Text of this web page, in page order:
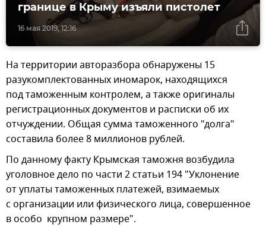
16 мая 2019, 12:16
границе в Крыму изъяли пистолет
На территории авторазбора обнаружены 15
разукомплектованных иномарок, находящихся
под таможенным контролем, а также оригиналы
регистрационных документов и расписки об их
отчуждении. Общая сумма таможенного "долга"
составила более 8 миллионов рублей.
По данному факту Крымская таможня возбудила
уголовное дело по части 2 статьи 194 "Уклонение
от уплаты таможенных платежей, взимаемых
с организации или физического лица, совершенное
в особо крупном размере".